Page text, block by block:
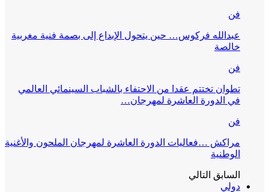
فن
عبدالله فركوس… حين يتحول الإبداع إلى بصمة فنية مغربية
خالصة
فن
تطوان تختتم عقدا من الاحتفاء بالشباب السينمائي العالمي
في الدورة العاشرة لمهرجان…
فن
مراكش …فعاليات الدورة العاشرة لمهرجان الملحون والأغنية
الوطنية
السابق التالي
دولي